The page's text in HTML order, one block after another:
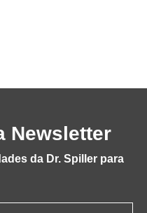
Newsletter
da Dr. Spiller para